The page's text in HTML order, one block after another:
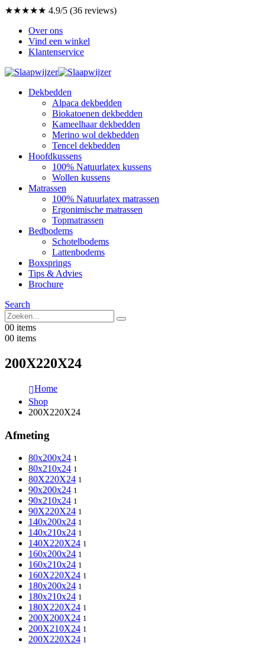
★★★★★ 4.9/5 (36 reviews)
Over ons
Vind een winkel
Klantenservice
Dekbedden
Alpaca dekbedden
Biokatoenen dekbedden
Kameelhaar dekbedden
Merino wol dekbedden
Tencel dekbedden
Hoofdkussens
100% Natuurlatex kussens
Wollen kussens
Matrassen
100% Natuurlatex matrassen
Ergonimische matrassen
Topmatrassen
Bedbodems
Schotelbodems
Lattenbodems
Boxsprings
Tips & Advies
Brochure
Search
00 items
00 items
200X220X24
Home
Shop
200X220X24
Afmeting
80x200x24 1
80x210x24 1
80X220X24 1
90x200x24 1
90x210x24 1
90X220X24 1
140x200x24 1
140x210x24 1
140X220X24 1
160x200x24 1
160x210x24 1
160X220X24 1
180x200x24 1
180x210x24 1
180X220X24 1
200X200X24 1
200X210X24 1
200X220X24 1